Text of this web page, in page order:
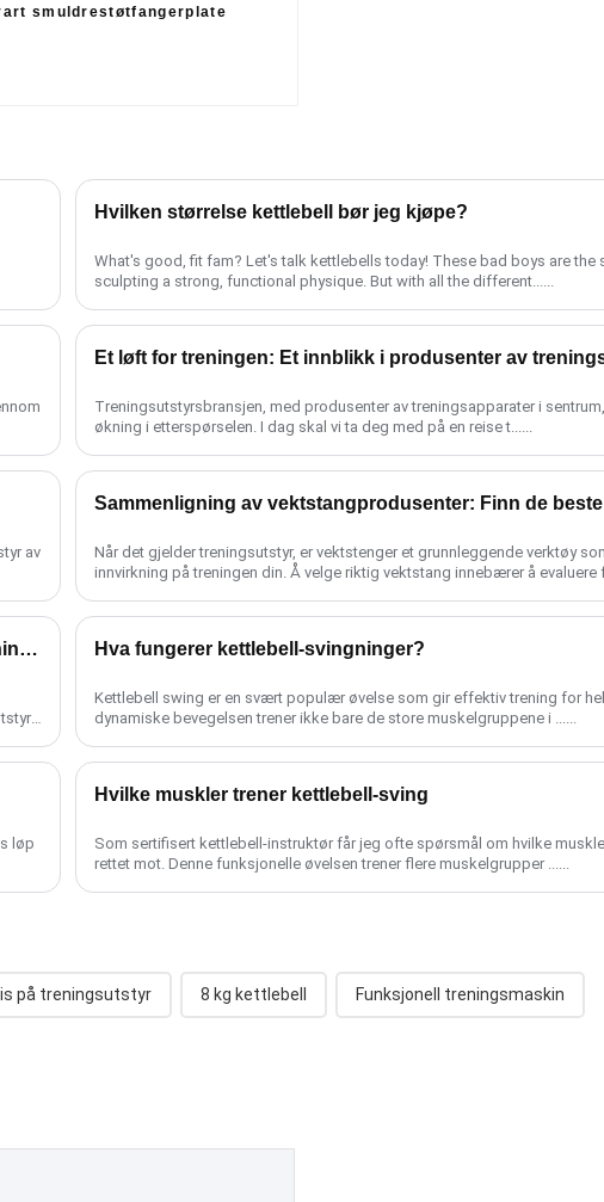
smuldrestøtfangerplate
Hvilken størrelse kettlebell bør jeg kjøpe?
What's good, fit fam? Let's talk kettlebells today! These bad boys are the secret weapon to
sculpting a strong, functional physique. But with all the different......
Et løft for treningen: Et innblikk i produsenter av
Treningsutstyrsbransjen, med produsenter av treningsapparater i
økning i etterspørselen. I dag skal vi ta deg med på en reise t......
av
Sammenligning av vektstangprodusenter: Finn de
Når det gjelder treningsutstyr, er vektstenger et grunnleggende verktøy
innvirkning på treningen din. Å velge riktig vektstang innebærer å evaluere
Velge riktig grossistleverandør av treningsutstyr for kommersielle treningsstudioer Hva fungerer kettlebell-svingninger?
Kettlebell swing er en svært populær øvelse som gir effektiv trening for
dynamiske bevegelsen trener ikke bare de store muskelgruppene i ......
løp
Hvilke muskler trener kettlebell-sving
Som sertifisert kettlebell-instruktør får jeg ofte spørsmål om hvilke
rettet mot. Denne funksjonelle øvelsen trener flere muskelgrupper ......
på treningsutstyr 8 kg kettlebell Funksjonell treningsmaskin